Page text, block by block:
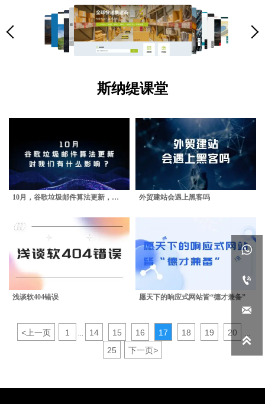
斯纳缇课堂
10月，谷歌垃圾邮件算法更新，对
外贸建站会遇上黑客吗
浅谈软404错误 愿天下的响应式网站皆“德才兼备”
<上一页 1 14 15 16 17 18 19 20
25 下一页>



